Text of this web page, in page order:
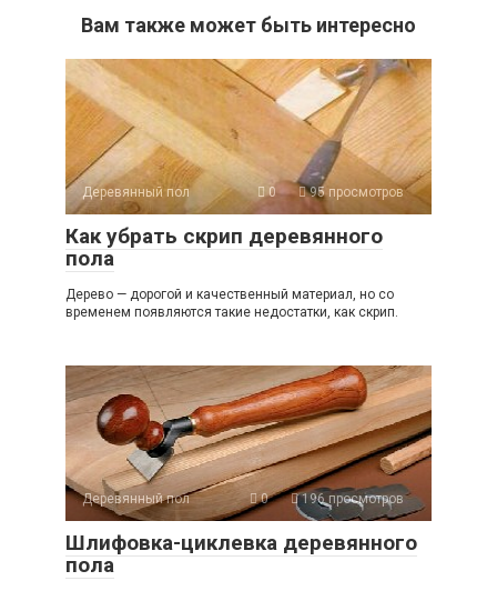
Вам также может быть интересно
Деревянный пол 0 95 просмотров
Как убрать скрип деревянного
пола
Дерево — дорогой и качественный материал, но со
временем появляются такие недостатки, как скрип.
Деревянный пол 0 196 просмотров
Шлифовка-циклевка деревянного
пола